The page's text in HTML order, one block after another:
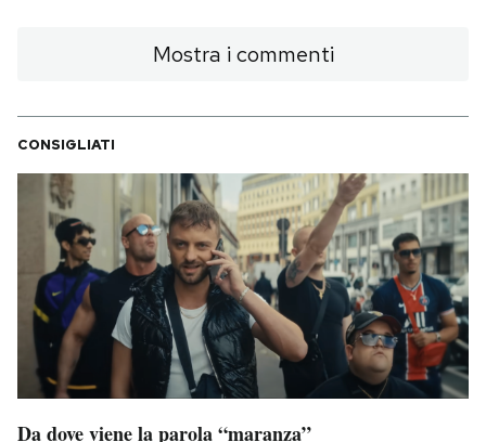
AREA PERSONALE
Area Personale
Newsletter
Notifiche mobile
Regala il Post
Hai bisogno di aiuto?
Esci
Mostra i commenti
CONSIGLIATI
Da dove viene la parola “maranza”